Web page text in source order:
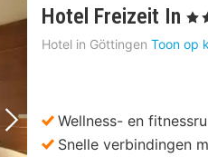
Volgende foto
Hotel Freizeit In 1
, 4
Hotel in Göttingen Toon op
Wellness- en
Snelle verbindingen